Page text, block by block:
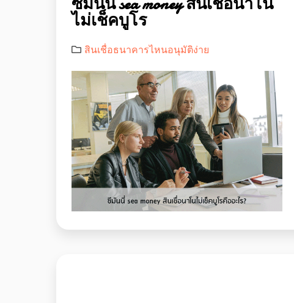
ไม่เช็คบูโร
สินเชื่อธนาคารไหนอนุมัติง่าย